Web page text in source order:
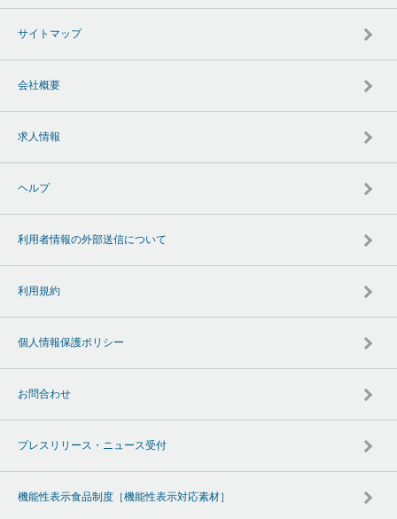
サイトマップ
会社概要
求人情報
ヘルプ
利用者情報の外部送信について
利用規約
個人情報保護ポリシー
お問合わせ
プレスリリース・ニュース受付
機能性表示食品制度［機能性表示対応素材］